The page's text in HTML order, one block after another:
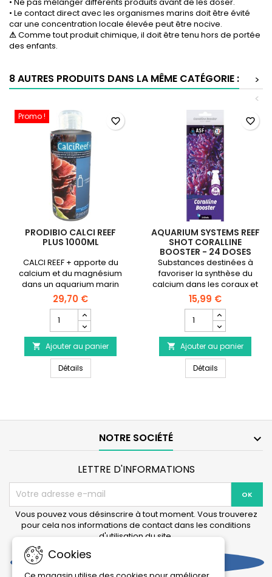
• Le contact direct avec les organismes marins doit être évité
car une concentration locale élevée peut être nocive.
⚠Comme tout produit chimique, il doit être tenu hors de portée
des enfants.
8 AUTRES PRODUITS DANS LA MÊME CATÉGORIE :
>
<
Promo !
PRODIBIO CALCI REEF
PLUS 1000ML
CALCI REEF + apporte du
calcium et du magnésium
dans un aquarium marin
29,70 €
quantité
du
produit
PRODIBIO
Calci
Reef
 Ajouter au panier
DétailsPRODIBIO Calci Reef Plus 1000ml
favorite_border
AQUARIUM SYSTEMS REEF
SHOT CORALLINE
BOOSTER - 24 DOSES
Substances destinées à
favoriser la synthèse du
calcium dans les coraux et
les algues.
15,99 €
quantité
du
produit
AQUARIUM
SYSTEMS
Reef
-
 Ajouter au panier
DétailsAQUARIUM
favorite_border
NOTRE SOCIÉTÉ 
Cookies
LETTRE D'INFORMATIONS
Vous pouvez vous désinscrire à tout moment. Vous trouverez
pour cela nos informations de contact dans les conditions
d'utilisation du site.